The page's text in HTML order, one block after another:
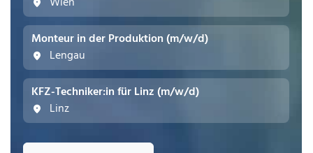
Monteur in der Produktion (m/w/d)
Lengau
KFZ-Techniker:in für Linz (m/w/d)
Linz